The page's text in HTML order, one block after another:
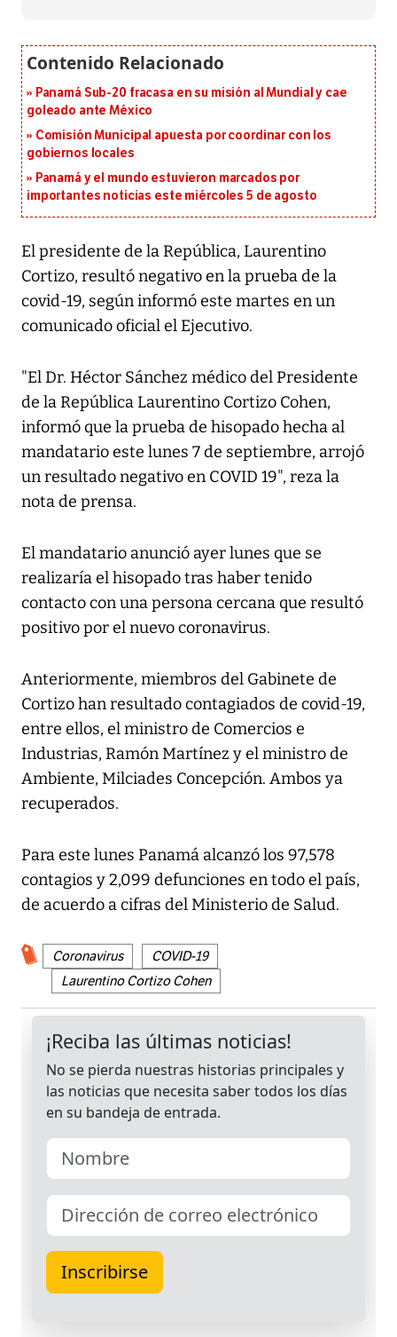
Panamá Sub-20 fracasa en su misión al Mundial y cae
goleado ante México
Comisión Municipal apuesta por coordinar con los
gobiernos locales
Panamá y el mundo estuvieron marcados por
importantes noticias este miércoles 5 de agosto
El presidente de la República, Laurentino
Cortizo, resultó negativo en la prueba de la
covid-19, según informó este martes en un
comunicado oficial el Ejecutivo.
"El Dr. Héctor Sánchez médico del Presidente
de la República Laurentino Cortizo Cohen,
informó que la prueba de hisopado hecha al
mandatario este lunes 7 de septiembre, arrojó
un resultado negativo en COVID 19", reza la
nota de prensa.
El mandatario anunció ayer lunes que se
realizaría el hisopado tras haber tenido
contacto con una persona cercana que resultó
positivo por el nuevo coronavirus.
Anteriormente, miembros del Gabinete de
Cortizo han resultado contagiados de covid-19,
entre ellos, el ministro de Comercios e
Industrias, Ramón Martínez y el ministro de
Ambiente, Milciades Concepción. Ambos ya
recuperados.
Para este lunes Panamá alcanzó los 97,578
contagios y 2,099 defunciones en todo el país,
de acuerdo a cifras del Ministerio de Salud.
Coronavirus
COVID-19
Laurentino Cortizo Cohen